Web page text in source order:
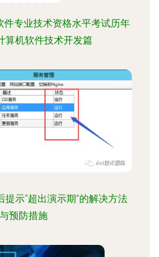
件专业技术资格水平考试历年
算机软件技术开发篇
提示“超出演示期”的解决方法
与预防措施